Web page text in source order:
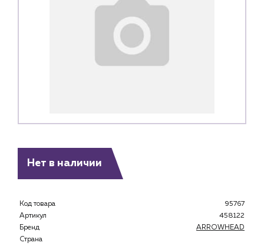
Нет в наличии
Код товара
95767
Артикул
458122
Бренд
ARROWHEAD
Страна